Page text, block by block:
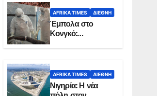
AFRIKA TIMES ΔΙΕΘΝΉ
Έμπολα στο
Κονγκό:
Ξεπέρασαν τους
AFRIKA TIMES ΔΙΕΘΝΉ
Νιγηρία: Η νέα